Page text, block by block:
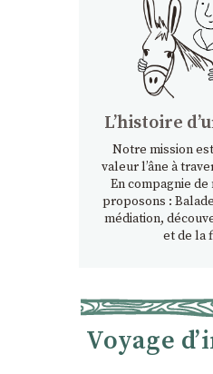
Lʼhistoire
Notre mission
valeur l’âne à
En compagnie de
proposons :
médiation,
et de la
Voyage